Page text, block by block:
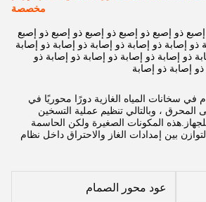
مخصصة
ذو إصبع ذو إصبع ذو إصبع ذو إصبع ذو إصبع
ذو إصابة ذو إصابة ذو إصابة ذو إصابة ذو إصابة
ذو إصابة ذو إصابة ذو إصابة ذو إصابة ذو
إصابة ذو إصابة
عود محور الصمام